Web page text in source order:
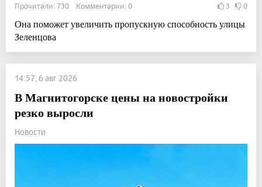
Прочитали: 730 Комментарии: 0 3 0
Она поможет увеличить пропускную способность улицы
Зеленцова
14:57, 6 авг 2026
В Магнитогорске цены на новостройки
резко выросли
Новости